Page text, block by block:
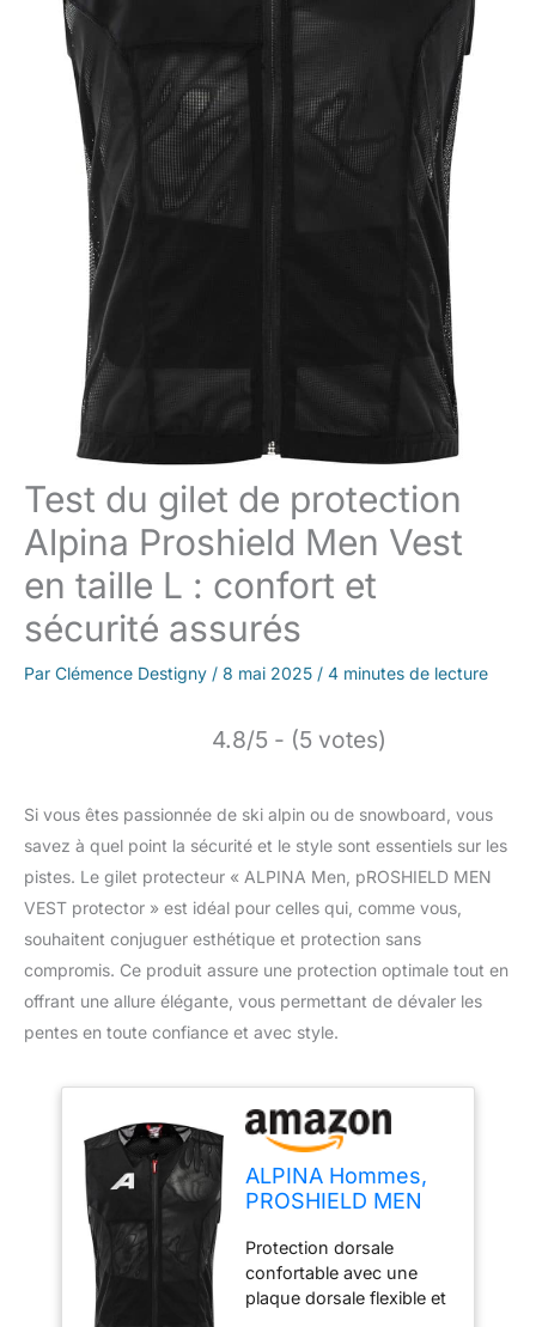
Test du gilet de protection
Alpina Proshield Men Vest
en taille L : confort et
sécurité assurés
Par Clémence Destigny / 8 mai 2025 / 4 minutes de lecture
4.8/5 - (5 votes)
Si vous êtes passionnée de ski alpin ou de snowboard, vous
savez à quel point la sécurité et le style sont essentiels sur les
pistes. Le gilet protecteur « ALPINA Men, pROSHIELD MEN
VEST protector » est idéal pour celles qui, comme vous,
souhaitent conjuguer esthétique et protection sans
compromis. Ce produit assure une protection optimale tout en
offrant une allure élégante, vous permettant de dévaler les
pentes en toute confiance et avec style.
ALPINA Hommes,
PROSHIELD MEN
black, L
Protection dorsale
confortable avec une
plaque dorsale flexible et